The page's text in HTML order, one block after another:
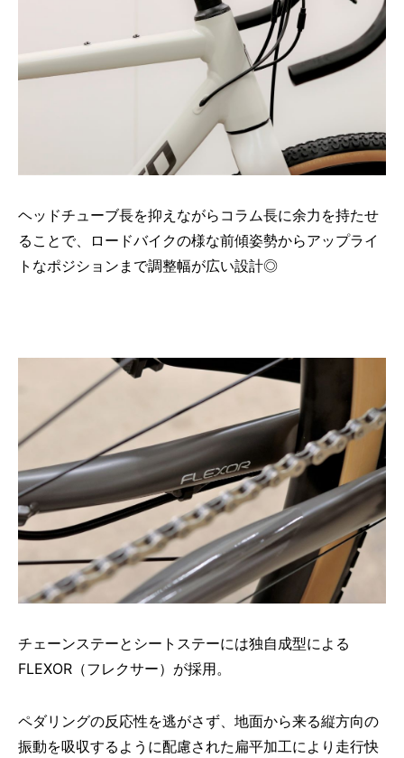
ヘッドチューブ長を抑えながらコラム長に余力を持たせ
ることで、ロードバイクの様な前傾姿勢からアップライ
トなポジションまで調整幅が広い設計◎
チェーンステーとシートステーには独自成型による
FLEXOR（フレクサー）が採用。
ペダリングの反応性を逃がさず、地面から来る縦方向の
振動を吸収するように配慮された扁平加工により走行快